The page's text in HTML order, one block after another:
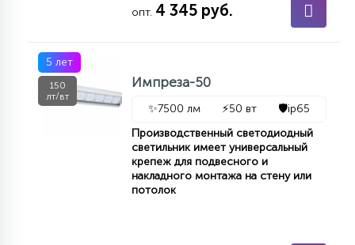
опт. 4 345 руб.
5 лет
150
лт/вт
Импреза-50
✨7500 лм ⚡50 вт 🛡️ip65
Производственный светодиодный
светильник имеет универсальный
крепеж для подвесного и
накладного монтажа на стену или
потолок